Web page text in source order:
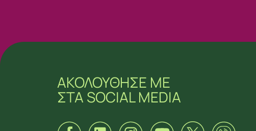
ΑΚΟΛΟΥΘΗΣΕ ΜΕ
ΣΤΑ SOCIAL MEDIA